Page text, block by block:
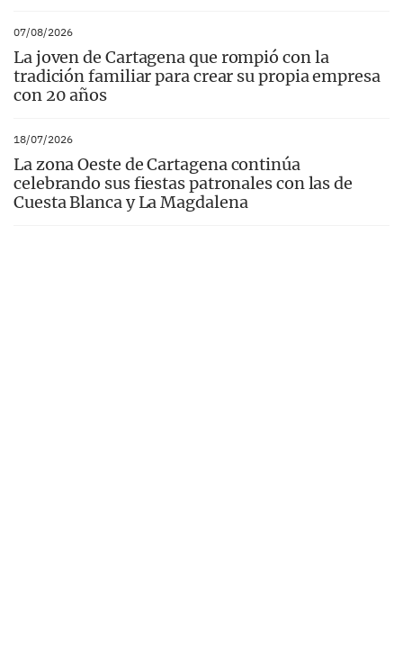
07/08/2026
La joven de Cartagena que rompió con la
tradición familiar para crear su propia empresa
con 20 años
18/07/2026
La zona Oeste de Cartagena continúa
celebrando sus fiestas patronales con las de
Cuesta Blanca y La Magdalena